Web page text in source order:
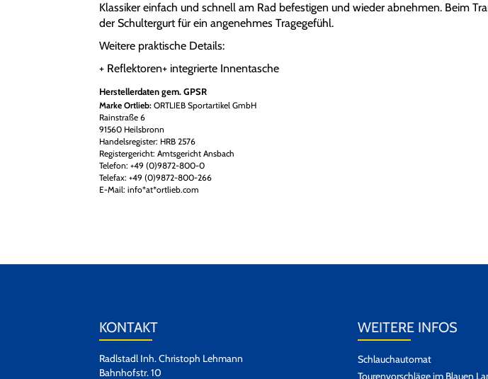
Klassiker einfach und schnell am Rad befestigen und wieder abnehmen. Beim
der Schultergurt für ein angenehmes Tragegefühl.
Weitere praktische Details:
+ Reflektoren+ integrierte Innentasche
Herstellerdaten gem. GPSR
Marke Ortlieb:ORTLIEB Sportartikel GmbH
Rainstraße 6
91560 Heilsbronn
Handelsregister: HRB 2576
Registergericht: Amtsgericht Ansbach
Telefon: +49 (0)9872-800-0
Telefax: +49 (0)9872-800-266
E-Mail: info*at*ortlieb.com
KONTAKT
Radlstadl Inh. Christoph Lehmann
Bahnhofstr. 10
WEITERE INFOS
Schlauchautomat
Tourenvorschläge im Blauen